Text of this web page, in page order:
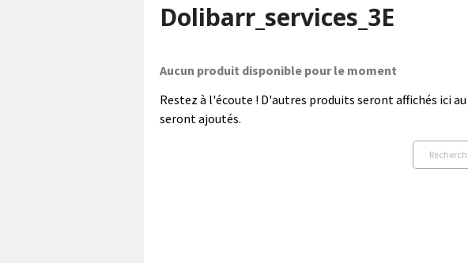
Dolibarr_services_3E
Aucun produit disponible pour le moment
Restez à l'écoute ! D'autres produits seront affichés ici
seront ajoutés.